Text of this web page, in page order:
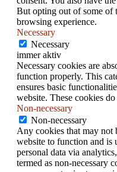
But opting out of some of
browsing experience.
Necessary
Necessary
immer aktiv
Necessary cookies are
function properly. This
ensures basic
website. These cookies
Non-necessary
Non-necessary
Any cookies that may not
website to function and is
personal data via
termed as non-necessary